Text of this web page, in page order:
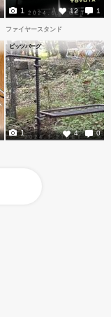
12 1
1
ファイヤースタンド
ピッツバーグ
4 0
1